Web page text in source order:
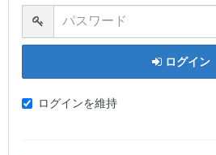
パスワード
ログイン
ログインを維持